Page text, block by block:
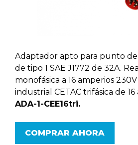
Adaptador apto para punto
de tipo 1 SAE J1772 de 32A.
monofásica a 16 amperios
industrial CETAC trifásica de 16
ADA-1-CEE16tri.
COMPRAR AHORA